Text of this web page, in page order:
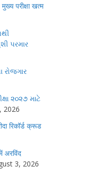
मुख्य परीक्षा खत्म
પરમાર
રોજગાર
૨૦૨૭ માટે
2026
रिकॉर्ड क्रूड
अरविंद
3, 2026